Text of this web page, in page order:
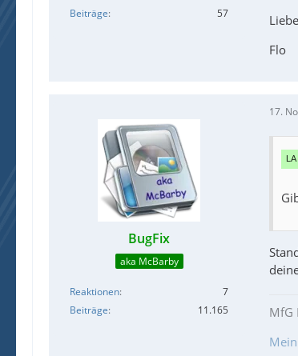
Beiträge 57
Flo
BugFix
aka McBarby
Reaktionen
7
Beiträge
11.165
17.
MfG